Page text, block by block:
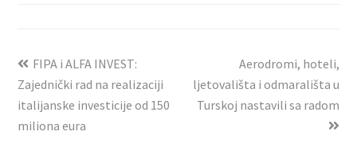
FIPA i ALFA INVEST:
Zajednički rad na realizaciji
italijanske investicije od 150
miliona eura
Aerodromi, hoteli,
ljetovališta i odmarališta u
Turskoj nastavili sa radom